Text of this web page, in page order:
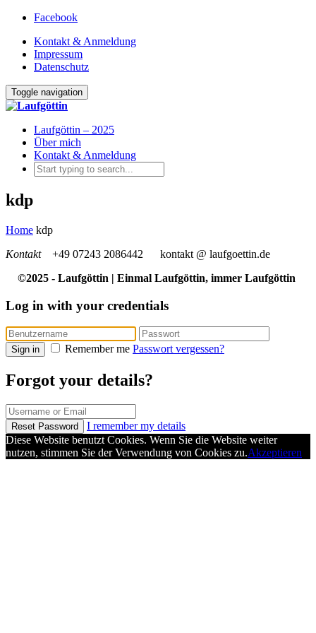
Facebook
Kontakt & Anmeldung
Impressum
Datenschutz
Toggle navigation
Laufgöttin – 2025
Über mich
Kontakt & Anmeldung
kdp
Home kdp
Kontakt
+49 07243 2086442
kontakt @ laufgoettin.de
©2025 - Laufgöttin | Einmal Laufgöttin, immer Laufgöttin
Log in with your credentials
Sign in Remember me Passwort vergessen?
Forgot your details?
Reset Password
I remember my details
Diese Website benutzt Cookies. Wenn Sie die Website weiter
nutzen, stimmen Sie der Verwendung von Cookies zu.Akzeptieren